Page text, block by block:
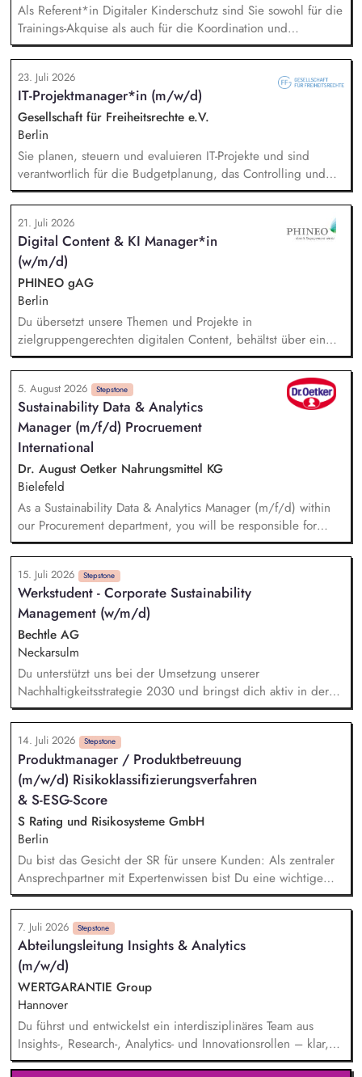
Als Referent*in Digitaler Kinderschutz sind Sie sowohl für die
Trainings-Akquise als auch für die Koordination und
Durchführung von ca. zweistündigen Workshops
verantwortlich. Identifikation, Ansprache und Akquise von
Institutionen und Organisationen für Trainings zum sensiblen
Umgang mit Kinderfotos und -videos (z. B. Kitas, Schulen,
Sportvereine und -verbände, Jugendverbände,
Kinder-/Jugendreiseveranstalter). Eigenständige Konzeption
und Durchführung zielgruppengerechter Trainings in
digitalen Formaten sowie in Präsenz bei Auftraggebern.
23. Juli 2026
IT-Projektmanager*in (m/w/d)
Gesellschaft für Freiheitsrechte e.V.
Berlin
Sie planen, steuern und evaluieren IT-Projekte und sind
verantwortlich für die Budgetplanung, das Controlling und
die Ressourcenverteilung, Sie steuern das
Wissensmanagement und begleiten die Migration sowie die
fortlaufende Verwaltung unserer Cloud-Dienste, Sie arbeiten
mit der Systemadministration zusammen und sind dabei
verantwortlich für die Kommunikation mit unseren externen
Dienstleistern, Sie tragen die Verantwortung für die Qualität
des First-Level-Supports für das GFF-Team.
21. Juli 2026
Digital Content & KI Manager*in
(w/m/d)
PHINEO gAG
Berlin
Du übersetzt unsere Themen und Projekte in
zielgruppengerechten digitalen Content, behältst über ein
systematisches Performance-Tracking den Erfolg unserer
Seiten und Mailings im Blick und berätst das Team als
strategische*r Sparringspartner*in für digitale Trends,
Plattformfragen und den Einsatz von KI. Du übernimmst die
technische und operative Betreuung unserer gesamten
Webseiten-Landschaft und verantwortest die strategische
Weiterentwicklung von HubSpot.
5. August 2026 Stepstone
Sustainability Data & Analytics
Manager (m/f/d) Procruement
International
Dr. August Oetker Nahrungsmittel KG
Bielefeld
As a Sustainability Data & Analytics Manager (m/f/d) within
our Procurement department, you will be responsible for
managing sustainability-related data and translating
sustainability requirements into data, system, and reporting
solutions. You will be responsible for the functional
management of data across relevant IT systems and data
landscapes, including SAP MM/BW, CO₂ accounting tool,
Datasphere, Databricks, SRM, and Sedex, ensuring that
sustainability-related procurement data are structured,
consistent, and readily available for use. You will further
develop meaningful reports and KPIs to steer international
sustainability activities in Procurement, e.g. regarding legal
requirements and the implementation status of sustainability
standards across the supply chain.
15. Juli 2026 Stepstone
Werkstudent - Corporate Sustainability
Management (w/m/d)
Bechtle AG
Neckarsulm
Du unterstützt uns bei der Umsetzung unserer
Nachhaltigkeitsstrategie 2030 und bringst dich aktiv in deren
Weiterentwicklung über alle Handlungsfelder hinweg ein.
Dabei arbeitest du an unterschiedlichen Initiativen und
Themen entlang unserer Nachhaltigkeitsdimensionen und
unterstützt bei der Integration nachhaltiger Ansätze in unsere
Unternehmensprozesse. Ein weiterer Schwerpunkt deiner
Tätigkeit liegt in der Unterstützung bei der Umsetzung und
Weiterentwicklung regulatorischer Anforderungen im Bereich
Nachhaltigkeit, beispielsweise im Kontext von CSRD/ESRS
oder der EU-Taxonomie.
14. Juli 2026 Stepstone
Produktmanager / Produktbetreuung
(m/w/d) Risikoklassifizierungsverfahren
& S-ESG-Score
S Rating und Risikosysteme GmbH
Berlin
Du bist das Gesicht der SR für unsere Kunden: Als zentraler
Ansprechpartner mit Expertenwissen bist Du eine wichtige
Anlaufstelle für den S-ESG-Score und unsere etablierten
Risikoklassifizierungsverfahren. Du leistest wichtige
Übersetzungsarbeit: Durch die Erstellung von
praxistauglichen Schulungs- und Kommunikationsunterlagen
(Leitfäden, FAQ-Listen, Validierungskommunikationen etc.)
unterstützt Du die Sparkassen bei der Umsetzung
bestmöglich. Du beantwortest Supportanfragen und betreust
unsere Kunden und Gremien. Du entwickelst die
Kommunikationskanäle weiter und siehst KI als Chance.
7. Juli 2026 Stepstone
Abteilungsleitung Insights & Analytics
(m/w/d)
WERTGARANTIE Group
Hannover
Du führst und entwickelst ein interdisziplinäres Team aus
Insights-, Research-, Analytics- und Innovationsrollen – klar,
wertschätzend und ergebnisorientiert. Du richtest alle